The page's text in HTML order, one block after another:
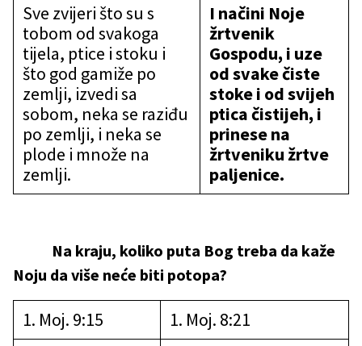
Sve zvijeri što su s
tobom od svakoga
tijela, ptice i stoku i
što god gamiže po
zemlji, izvedi sa
sobom, neka se raziđu
po zemlji, i neka se
plode i množe na
zemlji.
I načini Noje
žrtvenik
Gospodu, i uze
od svake čiste
stoke i od svijeh
ptica čistijeh, i
prinese na
žrtveniku žrtve
paljenice.
Na kraju, koliko puta Bog treba da kaže
Noju da više neće biti potopa?
1. Moj. 9:15
1. Moj. 8:21